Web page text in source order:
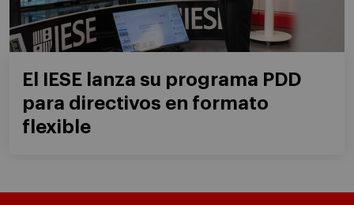
El IESE lanza su programa PDD
para directivos en formato
flexible